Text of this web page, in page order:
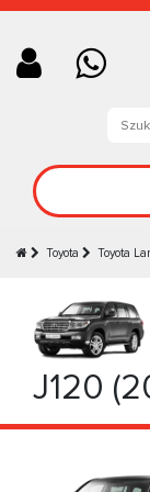
Toyota Toyota
J120